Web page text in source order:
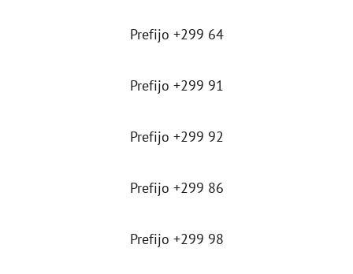
Prefijo +299 64
Prefijo +299 91
Prefijo +299 92
Prefijo +299 86
Prefijo +299 98